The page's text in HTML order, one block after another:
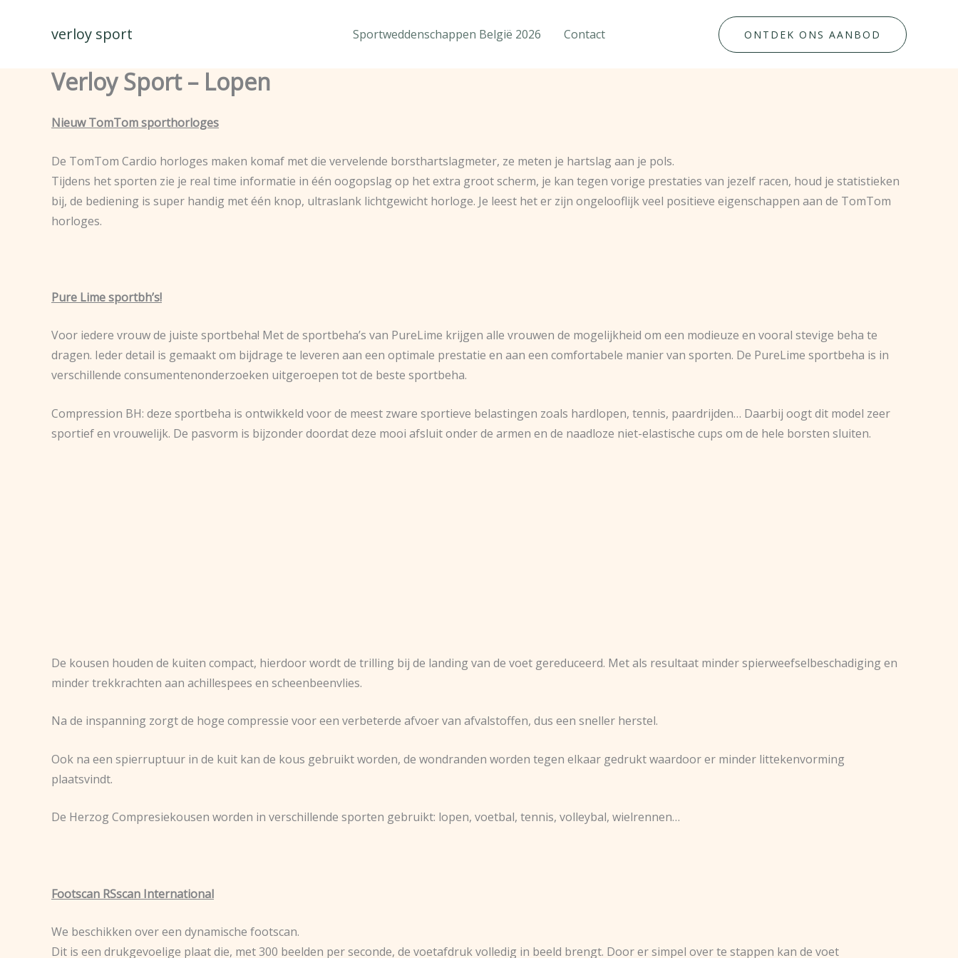
verloy sport Sportweddenschappen België 2026 Contact ONTDEK ONS AANBOD
Verloy Sport – Lopen
Nieuw TomTom sporthorloges
De TomTom Cardio horloges maken komaf met die vervelende borsthartslagmeter, ze meten je hartslag aan je pols.
Tijdens het sporten zie je real time informatie in één oogopslag op het extra groot scherm, je kan tegen vorige prestaties van jezelf racen, houd je statistieken
bij, de bediening is super handig met één knop, ultraslank lichtgewicht horloge. Je leest het er zijn ongelooflijk veel positieve eigenschappen aan de TomTom
horloges.
Pure Lime sportbh’s!
Voor iedere vrouw de juiste sportbeha! Met de sportbeha’s van PureLime krijgen alle vrouwen de mogelijkheid om een modieuze en vooral stevige beha te
dragen. Ieder detail is gemaakt om bijdrage te leveren aan een optimale prestatie en aan een comfortabele manier van sporten. De PureLime sportbeha is in
verschillende consumentenonderzoeken uitgeroepen tot de beste sportbeha.
Compression BH: deze sportbeha is ontwikkeld voor de meest zware sportieve belastingen zoals hardlopen, tennis, paardrijden… Daarbij oogt dit model zeer
sportief en vrouwelijk. De pasvorm is bijzonder doordat deze mooi afsluit onder de armen en de naadloze niet-elastische cups om de hele borsten sluiten.
De kousen houden de kuiten compact, hierdoor wordt de trilling bij de landing van de voet gereduceerd. Met als resultaat minder spierweefselbeschadiging en
minder trekkrachten aan achillespees en scheenbeenvlies.
Na de inspanning zorgt de hoge compressie voor een verbeterde afvoer van afvalstoffen, dus een sneller herstel.
Ook na een spierruptuur in de kuit kan de kous gebruikt worden, de wondranden worden tegen elkaar gedrukt waardoor er minder littekenvorming
plaatsvindt.
De Herzog Compresiekousen worden in verschillende sporten gebruikt: lopen, voetbal, tennis, volleybal, wielrennen…
Footscan RSscan International
We beschikken over een dynamische footscan.
Dit is een drukgevoelige plaat die, met 300 beelden per seconde, de voetafdruk volledig in beeld brengt. Door er simpel over te stappen kan de voet